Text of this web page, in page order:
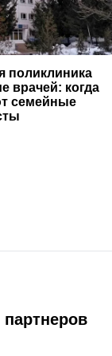
поликлиника
врачей: когда
семейные